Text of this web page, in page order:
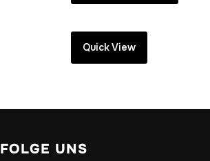
Quick View
FOLGE UNS